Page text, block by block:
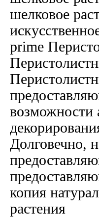
шелковое
prime
возможности
Долговечно,
копия
растения